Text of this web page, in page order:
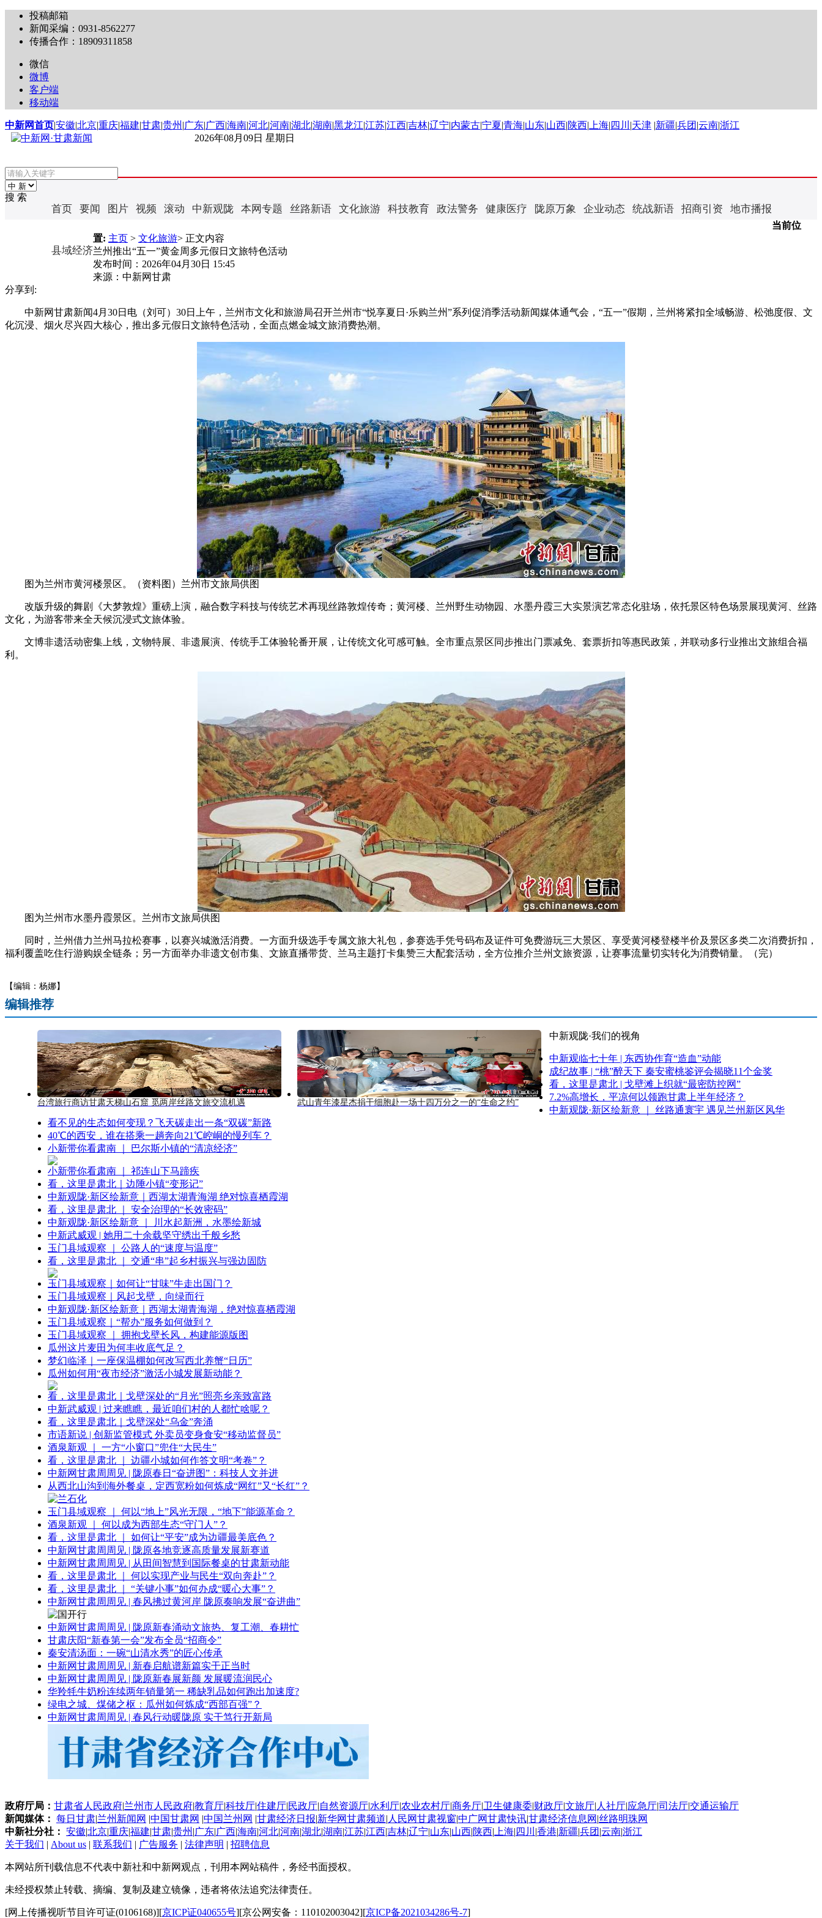
投稿邮箱
新闻采编：0931-8562277
传播合作：18909311858
微信
微博
客户端
移动端
中新网首页|安徽|北京|重庆|福建|甘肃|贵州 |广东|广西|海南|河北|河南|湖北|湖南|黑龙江|江苏|江西|吉林|辽宁|内蒙古|宁夏|青海|山东|山西|陕西| 上海| 四川 |天津 |新疆|兵团 |云南|浙江
2026年08月09日 星期日
搜 索
首页 要闻 图片 视频 滚动 中新观陇 本网专题 丝路新语 文化旅游 科技教育 政法警务 健康医疗 陇原万象 企业动态 统战新语 招商引资 地市播报
县域经济
当前位
置: 主页 > 文化旅游> 正文内容
兰州推出“五一”黄金周多元假日文旅特色活动
发布时间： 2026年04月30日 15:45
来源： 中新网甘肃
分享到:
中新网甘肃新闻4月30日电（刘可）30日上午，兰州市文化和旅游局召开兰州市“悦享夏日·乐购兰州”系列促消季活动新闻媒体通气会，“五一”假期，兰州将紧扣全域畅游、松弛度假、文
化沉浸、烟火尽兴四大核心，推出多元假日文旅特色活动，全面点燃金城文旅消费热潮。
图为兰州市黄河楼景区。（资料图）兰州市文旅局供图
改版升级的舞剧《大梦敦煌》重磅上演，融合数字科技与传统艺术再现丝路敦煌传奇；黄河楼、兰州野生动物园、水墨丹霞三大实景演艺常态化驻场，依托景区特色场景展现黄河、丝路
文化，为游客带来全天候沉浸式文旅体验。
文博非遗活动密集上线，文物特展、非遗展演、传统手工体验轮番开展，让传统文化可感可触。全市重点景区同步推出门票减免、套票折扣等惠民政策，并联动多行业推出文旅组合福
利。
图为兰州市水墨丹霞景区。兰州市文旅局供图
同时，兰州借力兰州马拉松赛事，以赛兴城激活消费。一方面升级选手专属文旅大礼包，参赛选手凭号码布及证件可免费游玩三大景区、享受黄河楼登楼半价及景区多类二次消费折扣，
福利覆盖吃住行游购娱全链条；另一方面举办非遗文创市集、文旅直播带货、兰马主题打卡集赞三大配套活动，全方位推介兰州文旅资源，让赛事流量切实转化为消费销量。（完）
【编辑：杨娜】
编辑推荐
台湾旅行商访甘肃天梯山石窟 觅两岸丝路文旅交流机遇 武山青年漆星杰捐干细胞赴一场十四万分之一的“生命之约”
中新观陇·我们的视角
中新观临七十年 | 东西协作育“造血”动能
成纪故事 | “桃”醉天下 秦安蜜桃鉴评会揭晓11个金奖
看，这里是肃北 | 戈壁滩上织就“最密防控网”
7.2%高增长，平凉何以领跑甘肃上半年经济？
中新观陇·新区绘新意 ｜ 丝路通寰宇 遇见兰州新区风华
看不见的生态如何变现？飞天碳走出一条“双碳”新路
40℃的西安，谁在搭乘一趟奔向21℃崆峒的慢列车？
小新带你看肃南 ｜ 巴尔斯小镇的“清凉经济”
小新带你看肃南 ｜ 祁连山下马蹄疾
看，这里是肃北｜边陲小镇“变形记”
中新观陇·新区绘新意｜西湖太湖青海湖 绝对惊喜栖霞湖
看，这里是肃北 ｜ 安全治理的“长效密码”
中新观陇·新区绘新意 ｜ 川水起新洲，水墨绘新城
中新武威观 | 她用二十余载坚守绣出千般乡愁
玉门县域观察 ｜ 公路人的“速度与温度”
看，这里是肃北 ｜ 交通“串”起乡村振兴与强边固防
玉门县域观察｜如何让“甘味”牛走出国门？
玉门县域观察｜风起戈壁，向绿而行
中新观陇·新区绘新意｜西湖太湖青海湖，绝对惊喜栖霞湖
玉门县域观察｜“帮办”服务如何做到？
玉门县域观察 ｜ 拥抱戈壁长风，构建能源版图
瓜州这片麦田为何丰收底气足？
梦幻临泽｜一座保温棚如何改写西北养蟹“日历”
瓜州如何用“夜市经济”激活小城发展新动能？
看，这里是肃北｜戈壁深处的“月光”照亮乡亲致富路
中新武威观 | 过来瞧瞧，最近咱们村的人都忙啥呢？
看，这里是肃北｜戈壁深处“乌金”奔涌
市语新说 | 创新监管模式 外卖员变身食安“移动监督员”
酒泉新观 ｜ 一方“小窗口”兜住“大民生”
看，这里是肃北 ｜ 边疆小城如何作答文明“考卷”？
中新网甘肃周周见 | 陇原春日“奋进图”：科技人文并进
从西北山沟到海外餐桌，定西宽粉如何炼成“网红”又“长红”？
玉门县域观察 ｜ 何以“地上”风光无限，“地下”能源革命？
酒泉新观 ｜ 何以成为西部生态“守门人”？
看，这里是肃北 ｜ 如何让“平安”成为边疆最美底色？
中新网甘肃周周见 | 陇原各地竞逐高质量发展新赛道
中新网甘肃周周见 | 从田间智慧到国际餐桌的甘肃新动能
看，这里是肃北 ｜ 何以实现产业与民生“双向奔赴”？
看，这里是肃北 ｜ “关键小事”如何办成“暖心大事”？
中新网甘肃周周见 | 春风拂过黄河岸 陇原奏响发展“奋进曲”
中新网甘肃周周见 | 陇原新春涌动文旅热、复工潮、春耕忙
甘肃庆阳“新春第一会”发布全员“招商令”
秦安清汤面：一碗“山清水秀”的匠心传承
中新网甘肃周周见 | 新春启航谱新篇实干正当时
中新网甘肃周周见 | 陇原新春展新颜 发展暖流润民心
华羚牦牛奶粉连续两年销量第一 稀缺乳品如何跑出加速度?
绿电之城、煤储之枢：瓜州如何炼成“西部百强”？
中新网甘肃周周见 | 春风行动暖陇原 实干笃行开新局
政府厅局： 甘肃省人民政府|兰州市人民政府|教育厅|科技厅|住建厅|民政厅|自然资源厅|水利厅|农业农村厅|商务厅|卫生健康委|财政厅|文旅厅| 人社厅|应急厅|司法厅|交通运输厅
新闻媒体： 每日甘肃|兰州新闻网 |中国甘肃网 |中国兰州网 |甘肃经济日报|新华网甘肃频道| 人民网甘肃视窗|中广网甘肃快讯|甘肃经济信息网 |丝路明珠网
中新社分社： 安徽|北京|重庆|福建|甘肃|贵州 |广东|广西|海南|河北|河南|湖北|湖南|江苏|江西|吉林|辽宁|山东|山西|陕西| 上海| 四川 |香港|新疆|兵团 |云南|浙江
关于我们 | About us | 联系我们 | 广告服务 | 法律声明 | 招聘信息
本网站所刊载信息不代表中新社和中新网观点，刊用本网站稿件，务经书面授权。
未经授权禁止转载、摘编、复制及建立镜像，违者将依法追究法律责任。
[网上传播视听节目许可证(0106168)][京ICP证040655号][京公网安备：110102003042][京ICP备2021034286号-7]